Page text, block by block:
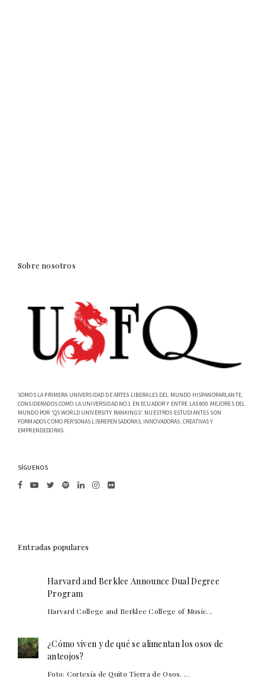
Sobre nosotros
SOMOS LA PRIMERA UNIVERSIDAD DE ARTES LIBERALES DEL MUNDO HISPANOPARLANTE,
CONSIDERADOS COMO LA UNIVERSIDAD NO.1 EN ECUADOR Y ENTRE LAS 800 MEJORES DEL
MUNDO POR 'QS WORLD UNIVERSITY RANKINGS'. NUESTROS ESTUDIANTES SON
FORMADOS COMO PERSONAS LIBREPENSADORAS, INNOVADORAS, CREATIVAS Y
EMPRENDEDORAS.
SÍGUENOS
Entradas populares
Harvard and Berklee Announce Dual Degree
Program
Harvard College and Berklee College of Music...
¿Cómo viven y de qué se alimentan los osos de
anteojos?
Foto: Cortesía de Quito Tierra de Osos. ...